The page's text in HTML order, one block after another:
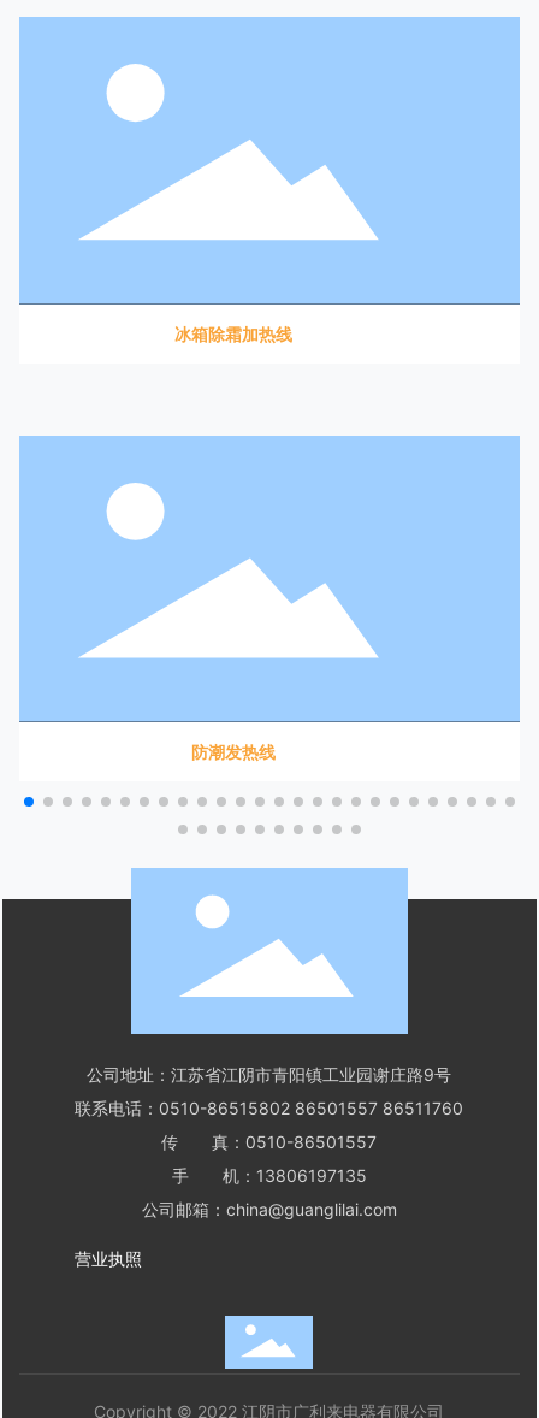
冰箱除霜加热线
防潮发热线
公司地址：江苏省江阴市青阳镇工业园谢庄路9号
联系电话： 0510-86515802 86501557 86511760
传 真：0510-86501557
手 机： 13806197135
公司邮箱： china@guanglilai.com
营业执照
Copyright © 2022 江阴市广利来电器有限公司